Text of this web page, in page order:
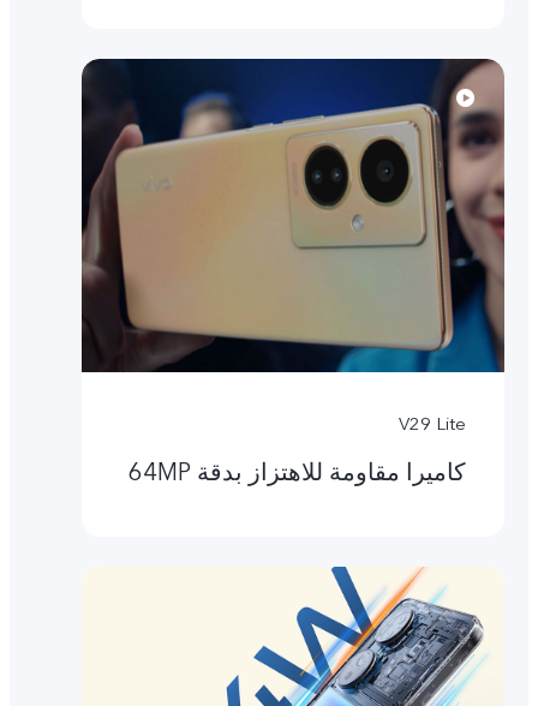
V29 Lite
كاميرا مقاومة للاهتزاز بدقة ‎64MP